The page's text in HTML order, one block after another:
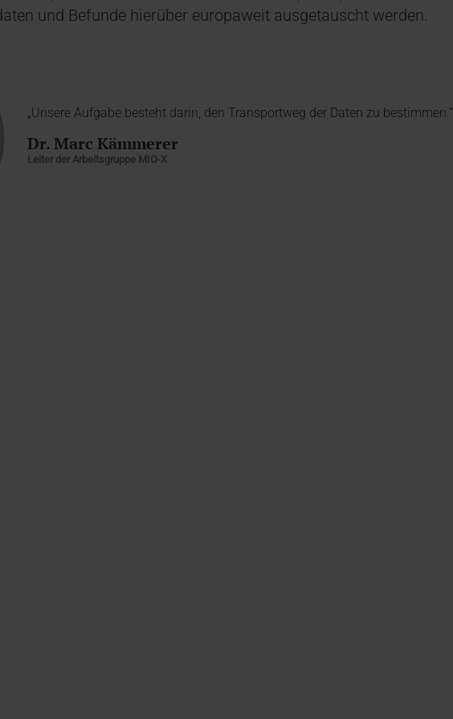
und Befunde hierüber europaweit ausgetauscht werden.
„Unsere Aufgabe besteht darin, den Transportweg der Daten zu bestimmen.“
Dr. Marc Kämmerer
Leiter der Arbeitsgruppe MIO-X